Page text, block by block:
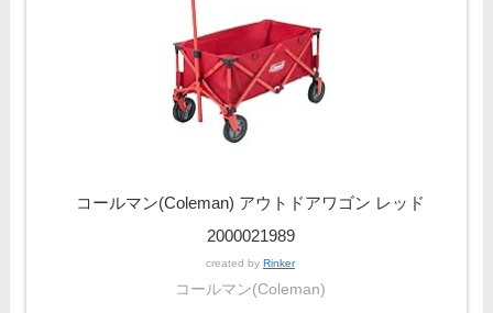
コールマン(Coleman) アウトドアワゴン レッド
2000021989
created by Rinker
コールマン(Coleman)